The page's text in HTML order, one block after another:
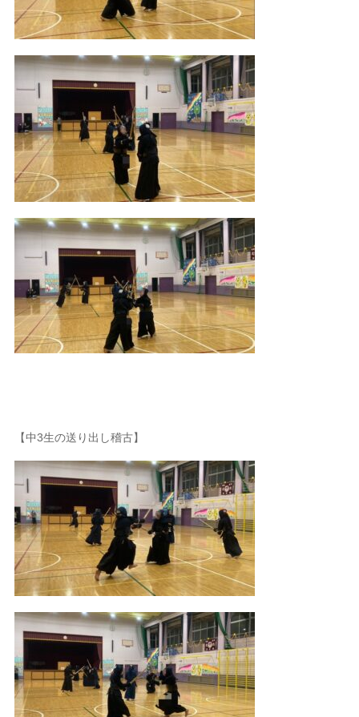
【中3生の送り出し稽古】